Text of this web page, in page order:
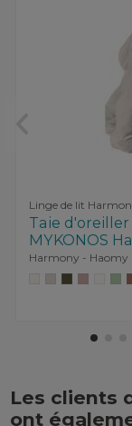
Linge de lit
Taie
MYKONOS
Harmony - Haomy
Les clients
ont